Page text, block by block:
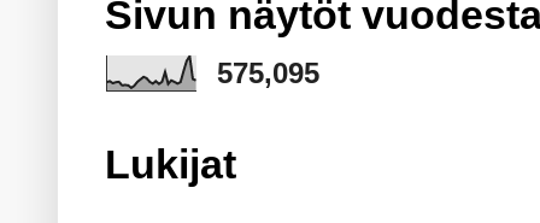
Sivun näytöt
575,095
Lukijat